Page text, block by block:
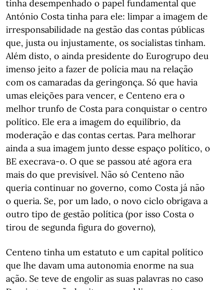
tinha desempenhado o papel fundamental que
António Costa tinha para ele: limpar a imagem de
irresponsabilidade na gestão das contas públicas
que, justa ou injustamente, os socialistas tinham.
Além disto, o ainda presidente do Eurogrupo deu
imenso jeito a fazer de polícia mau na relação
com os camaradas da geringonça. Só que havia
umas eleições para vencer, e Centeno era o
melhor trunfo de Costa para conquistar o centro
político. Ele era a imagem do equilíbrio, da
moderação e das contas certas. Para melhorar
ainda a sua imagem junto desse espaço político, o
BE execrava-o. O que se passou até agora era
mais do que previsível. Não só Centeno não
queria continuar no governo, como Costa já não
o queria. Se, por um lado, o novo ciclo obrigava a
outro tipo de gestão política (por isso Costa o
tirou de segunda figura do governo),
Centeno tinha um estatuto e um capital político
que lhe davam uma autonomia enorme na sua
ação. Se teve de engolir as suas palavras no caso